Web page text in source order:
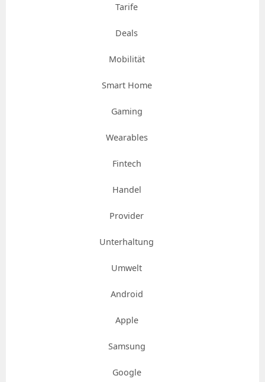
Tarife
Deals
Mobilität
Smart Home
Gaming
Wearables
Fintech
Handel
Provider
Unterhaltung
Umwelt
Android
Apple
Samsung
Google